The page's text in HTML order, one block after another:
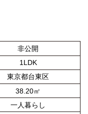
非公開
1LDK
東京都台東区
38.20㎡
一人暮らし